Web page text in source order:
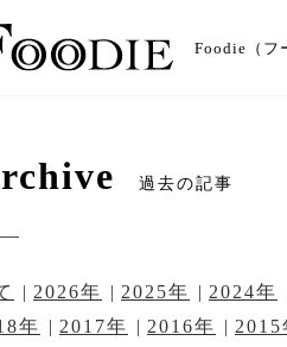
Foodie（フ
過去の記事
2026年 2025年 2024年
年
2017年 2016年 2015